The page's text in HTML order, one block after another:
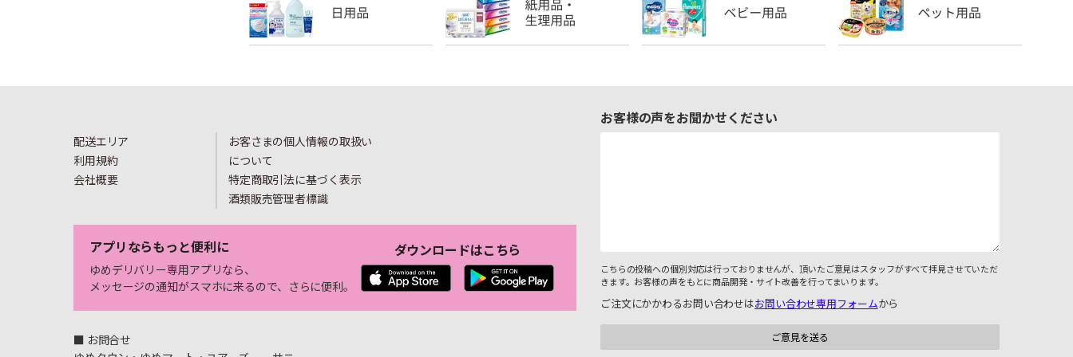
配送エリア
利用規約
会社概要
お客さまの個人情報の取扱い
について
特定商取引法に基づく表示
酒類販売管理者標識
アプリならもっと便利に
ゆめデリバリー専用アプリなら、
メッセージの通知がスマホに来るので、さらに便利。
ダウンロードはこちら
■ お問合せ
お客様の声をお聞かせください
こちらの投稿への個別対応は行っておりませんが、頂いたご意見はスタッフがすべて拝見させていただ
きます。お客様の声をもとに商品開発・サイト改善を行ってまいります。
ご注文にかかわるお問い合わせはお問い合わせ専用フォームから